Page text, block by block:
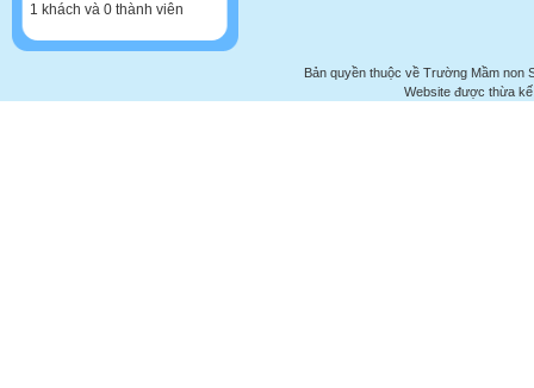
1 khách và 0 thành viên
Bản quyền thuộc về Trường Mầm non
Website được thừa